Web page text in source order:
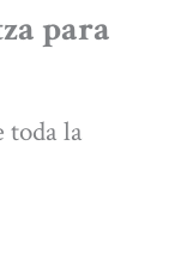
para
toda la